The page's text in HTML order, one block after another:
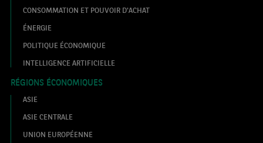
CONSOMMATION ET POUVOIR D'ACHAT
ÉNERGIE
POLITIQUE ÉCONOMIQUE
INTELLIGENCE ARTIFICIELLE
RÉGIONS ÉCONOMIQUES
ASIE
ASIE CENTRALE
UNION EUROPÉENNE